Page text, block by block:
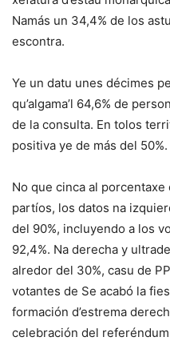
Namás un 34,4% de los
escontra.
Ye un datu unes décimes
qu’algama’l 64,6% de
de la consulta. En tolos
positiva ye de más del 50%.
No que cinca al
partíos, los datos na
del 90%, incluyendo a los
92,4%. Na derecha y
alredor del 30%, casu de
votantes de Se acabó la
formación d’estrema
celebración del